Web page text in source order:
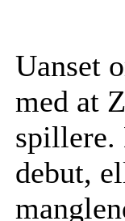
Uanset
med at
spillere.
debut,